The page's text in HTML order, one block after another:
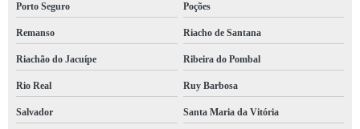
Porto Seguro Poções
Remanso Riacho de Santana
Riachão do Jacuípe Ribeira do Pombal
Rio Real Ruy Barbosa
Salvador Santa Maria da Vitória